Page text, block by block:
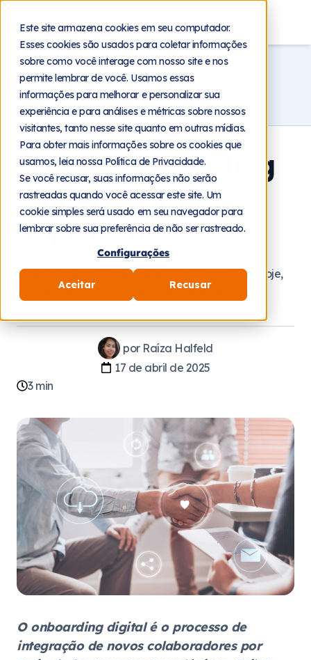
Este site armazena cookies em seu computador.
Esses cookies são usados para coletar informações
sobre como você interage com nosso site e nos
permite lembrar de você. Usamos essas
informações para melhorar e personalizar sua
experiência e para análises e métricas sobre nossos
visitantes, tanto nesse site quanto em outras mídias.
Para obter mais informações sobre os cookies que
usamos, leia nossa Política de Privacidade.
Se você recusar, suas informações não serão
rastreadas quando você acessar este site. Um
cookie simples será usado em seu navegador para
lembrar sobre sua preferência de não ser rastreado.
Configurações
Aceitar Recusar
Blog
Home Blog Relacionamento
O que é onboarding
digital e como
implementar?
Adotar ferramentas tecnológicas para facilitar
tarefas no RH, tem sido cada vez mais comum. Hoje,
vamos mostrar como é possível implementar o
porRaíza Halfeld
17 de abril de 2025
3 min
O onboarding digital é o processo de
integração de novos colaboradores por